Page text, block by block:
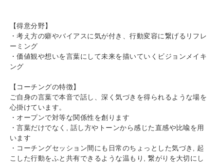
【得意分野】
・考え方の癖やバイアスに気が付き、行動変容に繋げるリフレ
ーミング
・価値観や想いを言葉にして未来を描いていくビジョンメイキ
ング
【コーチングの特徴】
ご自身の言葉で本音で話し、深く気づきを得られるような場を
心掛けています。
・オープンで対等な関係性を創ります
・言葉だけでなく, 話し方やトーンから感じた直感や比喩を用
います
・コーチングセッション間にも日常のちょっとした気づき, 起
こした行動をふと共有できるような温もり, 繋がりを大切にし